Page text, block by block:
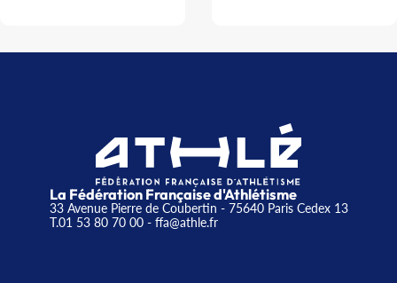
La Fédération Française d'Athlétisme
33 Avenue Pierre de Coubertin - 75640 Paris Cedex 13
T.01 53 80 70 00- ffa@athle.fr